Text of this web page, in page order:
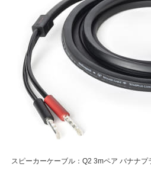
スピーカーケーブル：Q2 3mペア バナナプ